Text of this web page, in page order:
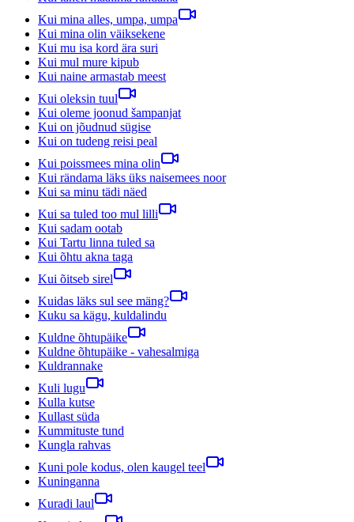
Kui mina alles, umpa, umpa
Kui mina olin väiksekene
Kui mu isa kord ära suri
Kui mul mure kipub
Kui naine armastab meest
Kui oleksin tuul
Kui oleme joonud šampanjat
Kui on jõudnud sügise
Kui on tudeng reisi peal
Kui poissmees mina olin
Kui rändama läks üks naisemees noor
Kui sa minu tädi näed
Kui sa tuled too mul lilli
Kui sadam ootab
Kui Tartu linna tuled sa
Kui õhtu akna taga
Kui õitseb sirel
Kuidas läks sul see mäng?
Kuku sa kägu, kuldalindu
Kuldne õhtupäike
Kuldne õhtupäike - vahesalmiga
Kuldrannake
Kuli lugu
Kulla kutse
Kullast süda
Kummituste tund
Kungla rahvas
Kuni pole kodus, olen kaugel teel
Kuninganna
Kuradi laul